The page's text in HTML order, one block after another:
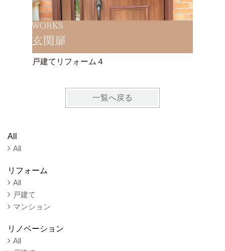
戸建てリフォーム４
一覧へ戻る
All
All
リフォーム
All
戸建て
マンション
リノベーション
All